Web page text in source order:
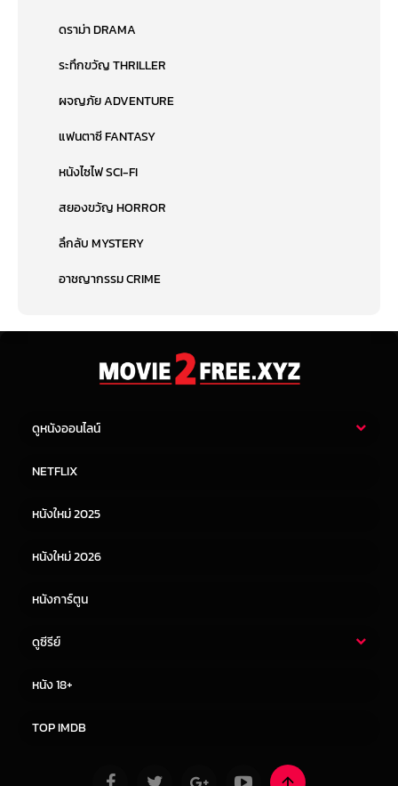
ดราม่า DRAMA
ระทึกขวัญ THRILLER
ผจญภัย ADVENTURE
แฟนตาซี FANTASY
หนังไซไฟ SCI-FI
สยองขวัญ HORROR
ลึกลับ MYSTERY
อาชญากรรม CRIME
ดูหนังออนไลน์
หนังจีน
NETFLIX
หนังใหม่ 2025
หนังใหม่ 2026
หนังการ์ตูน
ดูซีรีย์
หนัง 18+
TOP IMDB